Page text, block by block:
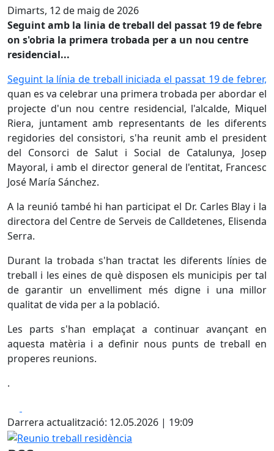
Dimarts, 12 de maig de 2026
Seguint amb la linia de treball del passat 19 de febre
on s'obria la primera trobada per a un nou centre
residencial...
Seguint la línia de treball iniciada el passat 19 de febrer,
quan es va celebrar una primera trobada per abordar el
projecte d'un nou centre residencial, l'alcalde, Miquel
Riera, juntament amb representants de les diferents
regidories del consistori, s'ha reunit amb el president
del Consorci de Salut i Social de Catalunya, Josep
Mayoral, i amb el director general de l'entitat, Francesc
José María Sánchez.
A la reunió també hi han participat el Dr. Carles Blay i la
directora del Centre de Serveis de Calldetenes, Elisenda
Serra.
Durant la trobada s'han tractat les diferents línies de
treball i les eines de què disposen els municipis per tal
de garantir un envelliment més digne i una millor
qualitat de vida per a la població.
Les parts s'han emplaçat a continuar avançant en
aquesta matèria i a definir nous punts de treball en
properes reunions.
.
Darrera actualització: 12.05.2026 | 19:09
Reunio treball residència